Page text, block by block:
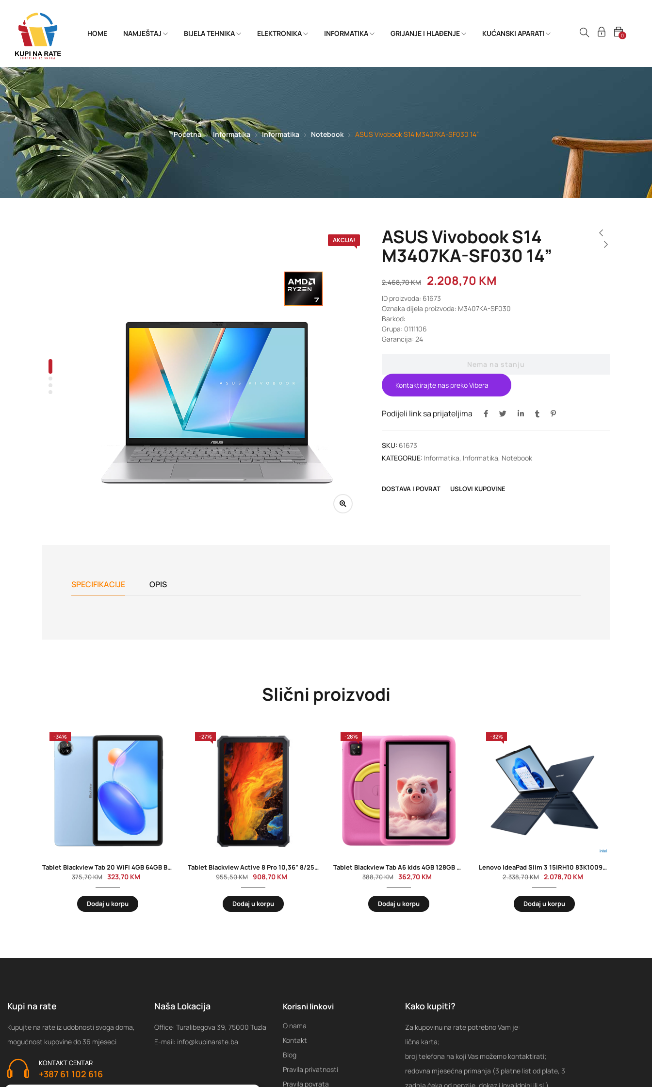
HOME NAMJEŠTAJ BIJELA TEHNIKA ELEKTRONIKA INFORMATIKA GRIJANJE I HLAĐENJE KUĆANSKI APARATI 0
Početna Informatika Informatika Notebook ASUS Vivobook S14 M3407KA-SF030 14”
AKCIJA! ASUS Vivobook S14
M3407KA-SF030 14”
2.468,70KM 2.208,70 KM
ID proizvoda: 61673
Oznaka dijela proizvoda: M3407KA-SF030
Barkod:
Grupa: 0111106
Garancija: 24
Nema na stanju
Kontaktirajte nas preko Vibera
Podijeli link sa prijateljima
SKU: 61673
KATEGORIJE: Informatika, Informatika, Notebook
DOSTAVA I POVRAT USLOVI KUPOVINE
SPECIFIKACIJE OPIS
Slični proizvodi
-34%
Tablet Blackview Tab 20 WiFi 4GB 64GB Blizzard Blue
375,70KM 323,70 KM
Dodaj u korpu
-27%
Tablet Blackview Active 8 Pro 10,36” 8/256 LTE
955,50KM 908,70 KM
Dodaj u korpu
-28%
Tablet Blackview Tab A6 kids 4GB 128GB WiFi 10” Rose Pink
388,70KM 362,70 KM
Dodaj u korpu
-32%
Lenovo IdeaPad Slim 3 15IRH10 83K1009NSC
2.338,70KM 2.078,70 KM
Dodaj u korpu
Kupi na rate
Kupujte na rate iz udobnosti svoga doma,
mogućnost kupovine do 36 mjeseci
KONTAKT CENTAR
+387 61 102 616
Naša Lokacija
Office: Turalibegova 39, 75000 Tuzla
E-mail: info@kupinarate.ba
Korisni linkovi
O nama
Kontakt
Blog
Pravila privatnosti
Pravila povrata
Kako kupiti?
Za kupovinu na rate potrebno Vam je:
lična karta;
broj telefona na koji Vas možemo kontaktirati;
redovna mjesećna primanja (3 platne list od plate, 3